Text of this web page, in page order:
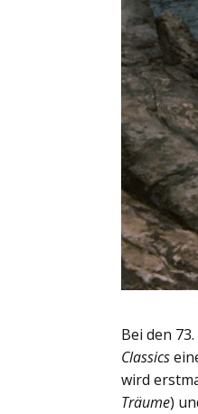
Bei den
Classics
wird
Träume)